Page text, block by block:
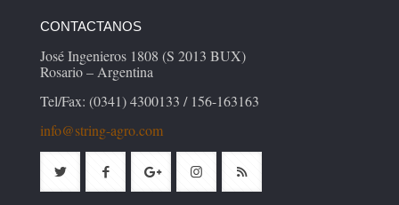
CONTACTANOS
José Ingenieros 1808 (S 2013 BUX)
Rosario – Argentina
Tel/Fax: (0341) 4300133 / 156-163163
info@string-agro.com